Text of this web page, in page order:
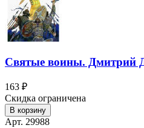
Святые воины. Дмитрий
163 ₽
Скидка ограничена
В корзину
Арт. 29988